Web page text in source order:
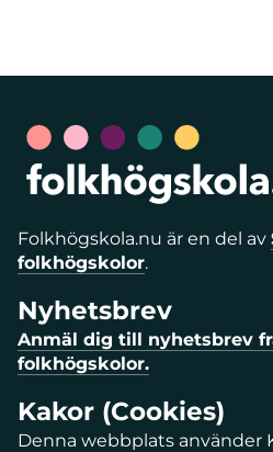
Folkhögskola.nu är en del av
folkhögskolor.
Nyhetsbrev
Anmäl dig till nyhetsbrev
folkhögskolor.
Kakor (Cookies)
Denna webbplats använder